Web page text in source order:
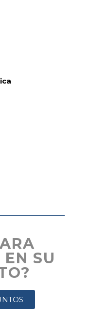
SU